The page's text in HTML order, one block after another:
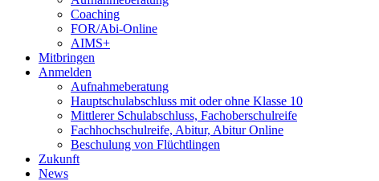
Coaching
FOR/Abi-Online
AIMS+
Mitbringen
Anmelden
Aufnahmeberatung
Hauptschulabschluss mit oder ohne Klasse 10
Mittlerer Schulabschluss, Fachoberschulreife
Fachhochschulreife, Abitur, Abitur Online
Beschulung von Flüchtlingen
Zukunft
News